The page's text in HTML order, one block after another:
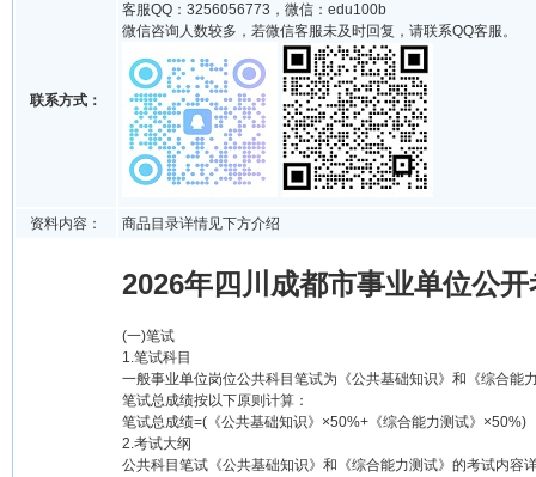
联系方式：
客服QQ：3256056773，微信：edu100b
微信咨询人数较多，若微信客服未及时回复，请联系QQ客服。
资料内容： 商品目录详情见下方介绍
2026年四川成都市事业单位公
(一)笔试
1.笔试科目
一般事业单位岗位公共科目笔试为《公共基础知识》和《综合能
笔试总成绩按以下原则计算：
笔试总成绩=(《公共基础知识》×50%+《综合能力测试》×50%)
2.考试大纲
公共科目笔试《公共基础知识》和《综合能力测试》的考试内